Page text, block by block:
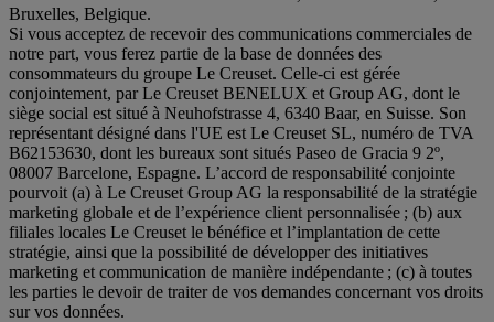
Bruxelles, Belgique.
Si vous acceptez de recevoir des communications commerciales de
notre part, vous ferez partie de la base de données des
consommateurs du groupe Le Creuset. Celle-ci est gérée
conjointement, par Le Creuset BENELUX et Group AG, dont le
siège social est situé à Neuhofstrasse 4, 6340 Baar, en Suisse. Son
représentant désigné dans l'UE est Le Creuset SL, numéro de TVA
B62153630, dont les bureaux sont situés Paseo de Gracia 9 2º,
08007 Barcelone, Espagne. L’accord de responsabilité conjointe
pourvoit (a) à Le Creuset Group AG la responsabilité de la stratégie
marketing globale et de l’expérience client personnalisée ; (b) aux
filiales locales Le Creuset le bénéfice et l’implantation de cette
stratégie, ainsi que la possibilité de développer des initiatives
marketing et communication de manière indépendante ; (c) à toutes
les parties le devoir de traiter de vos demandes concernant vos droits
sur vos données.